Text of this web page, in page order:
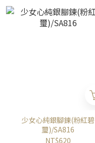
少女心純銀腳鍊(粉紅碧
璽)/SA816
NT$620